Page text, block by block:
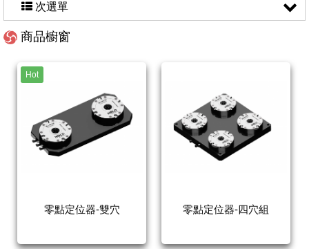
次選單
商品櫥窗
Hot
零點定位器-雙穴 零點定位器-四穴組